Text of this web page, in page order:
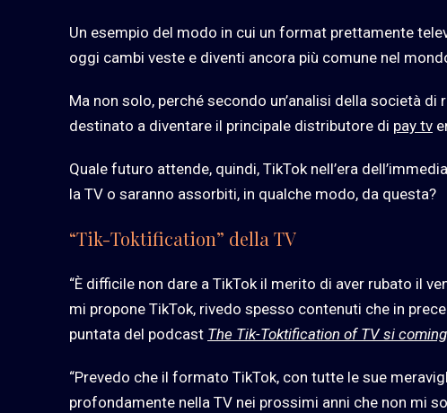
Un esempio del modo in cui un format prettamente
oggi cambi veste e diventi ancora più comune nel
Ma non solo, perché secondo un’analisi della società di
destinato a diventare il principale distributore di pay tv
Quale futuro attende, quindi, TikTok nell’era
la TV o saranno assorbiti, in qualche modo, da questa?
“Tik-Toktification” della TV
“È difficile non dare a TikTok il merito di aver rubato il
mi propone TikTok, rivedo spesso contenuti che in
puntata del podcast The Tik-Toktification of TV si coming
“Prevedo che il formato TikTok, con tutte le sue
profondamente nella TV nei prossimi anni che non mi